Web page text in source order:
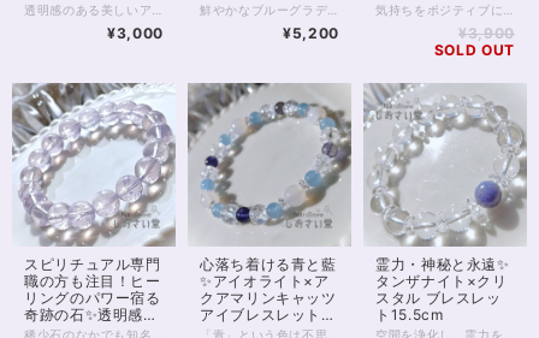
15cm
¥3,000 ¥5,200
¥3,900
SOLD OUT
スピリチュアル専門
職の方も注目！ヒー
リングのパワー宿る
奇跡の石✨透明感抜
群4Aclassスコロラ
心落ち着ける青と藍
✨アイオライト×ア
クアマリンキャッツ
アイブレスレット
16.5cm
霊力・神秘と永遠✨
タンザナイト×クリ
スタル ブレスレッ
ト15.5cm